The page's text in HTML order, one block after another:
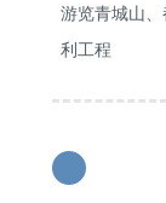
游览青城山
利工程